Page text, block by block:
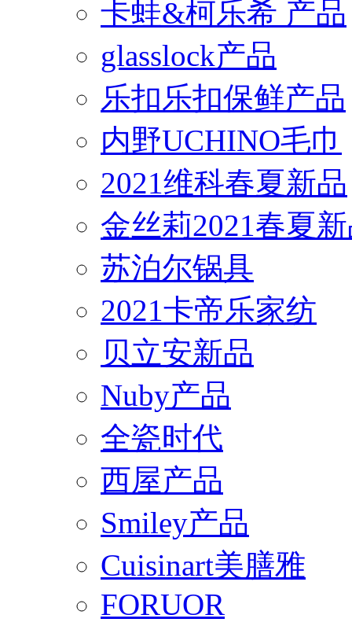
卡蛙&柯乐希 产品
glasslock产品
乐扣乐扣保鲜产品
内野UCHINO毛巾
2021维科春夏新品
金丝莉2021春夏
苏泊尔锅具
2021卡帝乐家纺
贝立安新品
Nuby产品
全瓷时代
西屋产品
Smiley产品
Cuisinart美膳雅
FORUOR